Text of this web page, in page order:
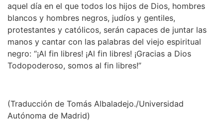
aquel día en el que todos los hijos de Dios, hombres
blancos y hombres negros, judíos y gentiles,
protestantes y católicos, serán capaces de juntar las
manos y cantar con las palabras del viejo espiritual
negro: “¡Al fin libres! ¡Al fin libres! ¡Gracias a Dios
Todopoderoso, somos al fin libres!”
(Traducción de Tomás Albaladejo./Universidad
Autónoma de Madrid)